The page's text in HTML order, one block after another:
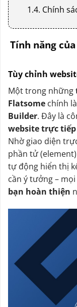
1.4. Chính
Tính năng
Tùy chỉnh
Một trong những
Flatsome chính
Builder. Đây là
website trực
Nhờ giao diện
phần tử
tự động hiển thị
cần ý tưởng –
bạn hoàn thiện